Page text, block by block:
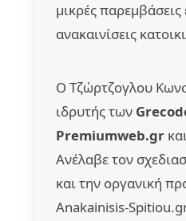
μικρές παρεμβάσεις
ανακαινίσεις
Ο Τζώρτζογλου
ιδρυτής των
Premiumweb.gr
Ανέλαβε τον
και την οργανική
Anakainisis-